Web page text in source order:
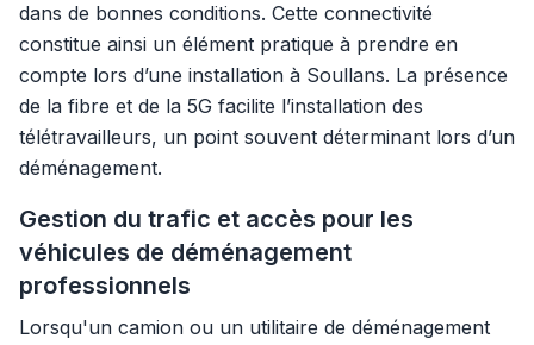
dans de bonnes conditions. Cette connectivité
constitue ainsi un élément pratique à prendre en
compte lors d’une installation à Soullans. La présence
de la fibre et de la 5G facilite l’installation des
télétravailleurs, un point souvent déterminant lors d’un
déménagement.
Gestion du trafic et accès pour les
véhicules de déménagement
professionnels
Lorsqu'un camion ou un utilitaire de déménagement